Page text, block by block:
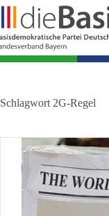
Zum
Inhalt
springen
Schlagwort 2G-Regel